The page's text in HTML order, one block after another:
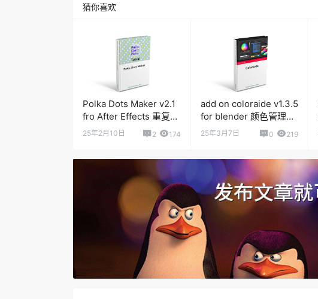
猜你喜欢
Polka Dots Maker v2.1
fro After Effects 重复背
景MG动画脚本
25年2月10日 2 174
add on coloraide v1.3.5
for blender 颜色管理控
制工具
25年3月7日 0 219